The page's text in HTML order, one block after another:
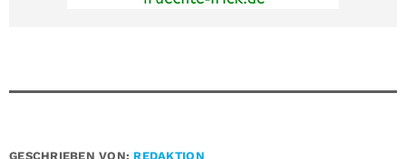
GESCHRIEBEN VON: REDAKTION